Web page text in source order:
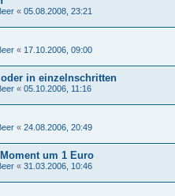
« 05.08.2008, 23:21
« 17.10.2006, 09:00
in einzelnschritten
« 05.10.2006, 11:16
« 24.08.2006, 20:49
um 1 Euro
« 31.03.2006, 10:46